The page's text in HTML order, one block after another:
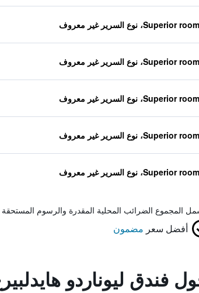
Superior room، نوع السرير غير معروف
Superior room، نوع السرير غير معروف
Superior room، نوع السرير غير معروف
Superior room، نوع السرير غير معروف
Superior room، نوع السرير غير معروف
المجموع الضرائب المحلية المقدرة والرسوم المستحقة
أفضل سعر مضمون
فندق ليوناردو